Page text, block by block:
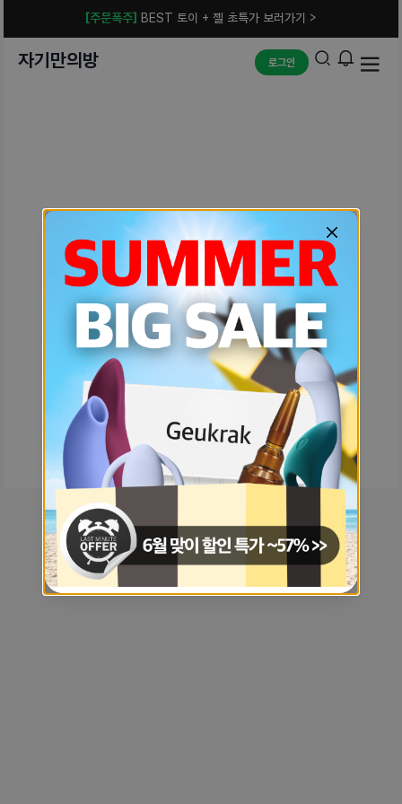
[주문폭주] BEST 토이 + 젤 초특가 보러가기 >
자기만의방 로그인
예상치 못한 에러입니다.